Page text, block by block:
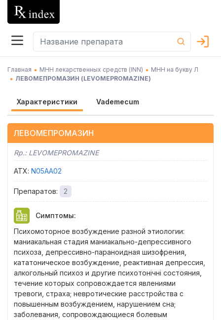
Главная МНН лекарственных средств (INN)
МНН на букву Л
ЛЕВОМЕПРОМАЗИН (LEVOMEPROMAZINE)
Характеристики Vademecum
ЛЕВОМЕПРОМАЗИН
Rp.: LEVOMEPROMAZINE
АТХ: N05AA02
Препаратов: 2
Симптомы:
Психомоторное возбуждение разной этиологии:
маниакальная стадия маниакально-депрессивного
психоза, депрессивно-параноидная шизофрения,
кататоническое возбуждение, реактивная депрессия,
алкогольный психоз и другие психотонічні состояния,
течение которых сопровождается явлениями
тревоги, страха; невротические расстройства с
повышенным возбуждением, нарушением сна;
заболевания, сопровождающиеся болевым